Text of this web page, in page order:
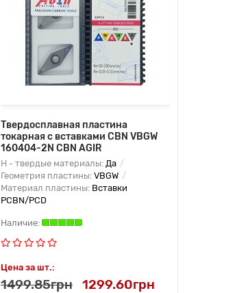
Твердосплавная пластина
токарная с вставками CBN VBGW
160404-2N CBN AGIR
H - твердые материалы: Да
Геометрия пластины: VBGW
Материал пластины: Вставки
PCBN/PCD
Цена за шт.:
1499.85грн 1299.60грн